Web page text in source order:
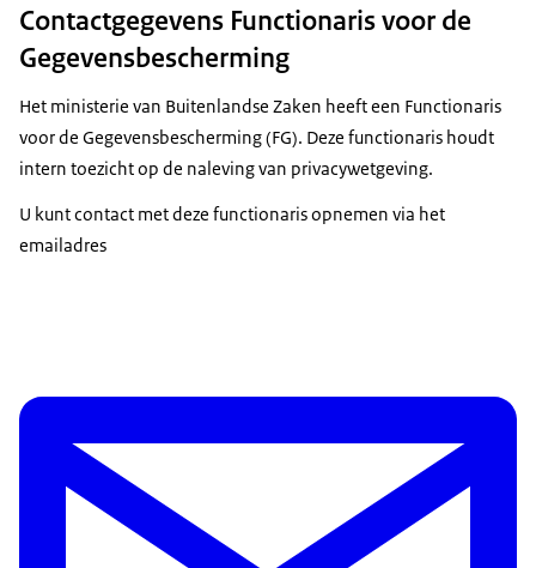
Contactgegevens Functionaris voor de
Gegevensbescherming
Het ministerie van Buitenlandse Zaken heeft een Functionaris
voor de Gegevensbescherming (FG). Deze functionaris houdt
intern toezicht op de naleving van privacywetgeving.
U kunt contact met deze functionaris opnemen via het
emailadres